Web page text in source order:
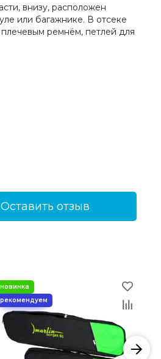
внизу, расположен
или багажнике. В отсеке
плечевым ремнём, петлей для
Оставить отзыв